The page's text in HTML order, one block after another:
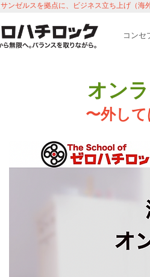
ンゼルスを拠点に、ビジネス立ち上げ（
コンセ
オン
〜外し